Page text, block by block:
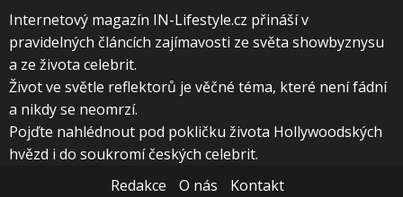
Internetový magazín IN-Lifestyle.cz přináší v
pravidelných článcích zajímavosti ze světa showbyznysu
a ze života celebrit.
Život ve světle reflektorů je věčné téma, které není fádní
a nikdy se neomrzí.
Pojďte nahlédnout pod pokličku života Hollywoodských
hvězd i do soukromí českých celebrit.
Redakce
O nás
Kontakt